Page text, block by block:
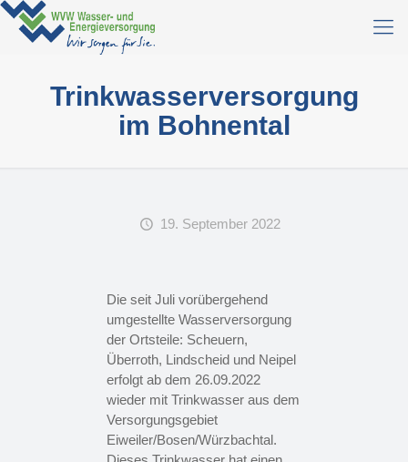
Trinkwasserversorgung
im Bohnental
19. September 2022
Die seit Juli vorübergehend
umgestellte Wasserversorgung
der Ortsteile: Scheuern,
Überroth, Lindscheid und Neipel
erfolgt ab dem 26.09.2022
wieder mit Trinkwasser aus dem
Versorgungsgebiet
Eiweiler/Bosen/Würzbachtal.